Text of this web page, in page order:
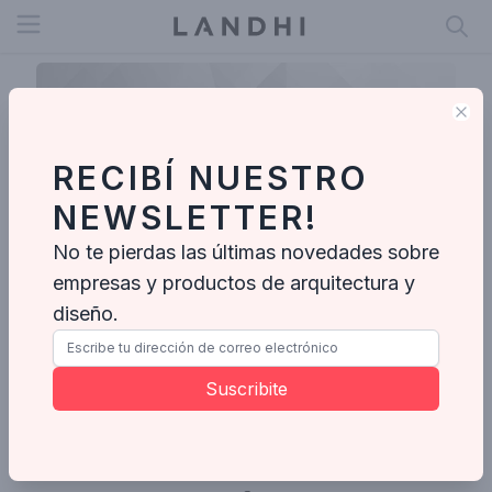
Open menu
Lorena
RECIBÍ NUESTRO
NEWSLETTER!
No te pierdas las últimas novedades sobre
empresas y productos de arquitectura y
diseño.
Suscribite